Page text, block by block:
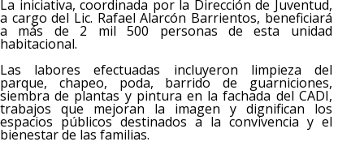
La iniciativa, coordinada por la Dirección de Juventud,
a cargo del Lic. Rafael Alarcón Barrientos, beneficiará
a más de 2 mil 500 personas de esta unidad
habitacional.
Las labores efectuadas incluyeron limpieza del
parque, chapeo, poda, barrido de guarniciones,
siembra de plantas y pintura en la fachada del CADI,
trabajos que mejoran la imagen y dignifican los
espacios públicos destinados a la convivencia y el
bienestar de las familias.